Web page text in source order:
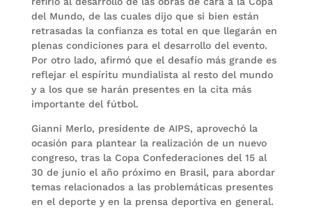
del Mundo, de las cuales dijo que si bien están
retrasadas la confianza es total en que llegarán en
plenas condiciones para el desarrollo del evento.
Por otro lado, afirmó que el desafío más grande es
reflejar el espíritu mundialista al resto del mundo
y a los que se harán presentes en la cita más
importante del fútbol.
Gianni Merlo, presidente de AIPS, aprovechó la
ocasión para plantear la realización de un nuevo
congreso, tras la Copa Confederaciones del 15 al
30 de junio el año próximo en Brasil, para abordar
temas relacionados a las problemáticas presentes
en el deporte y en la prensa deportiva en general.